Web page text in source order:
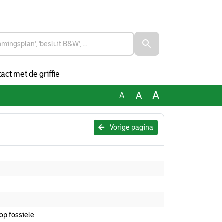
met de griffie
A A A
Vorige pagina
fossiele